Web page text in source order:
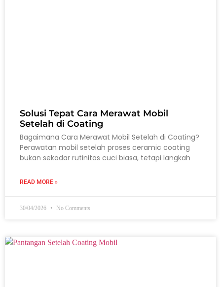
Solusi Tepat Cara Merawat Mobil
Setelah di Coating
Bagaimana Cara Merawat Mobil Setelah di Coating?
Perawatan mobil setelah proses ceramic coating
bukan sekadar rutinitas cuci biasa, tetapi langkah
READ MORE »
30/04/2026 No Comments